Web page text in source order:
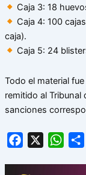
Caja 3: 18
Caja 4: 100
caja).
Caja 5: 24
Todo el material
remitido al Tribunal
sanciones
Facebook